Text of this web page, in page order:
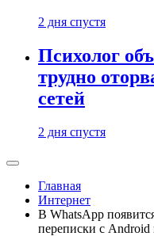
2 дня спустя
Психолог
трудно
сетей
2 дня спустя
Главная
Интернет
В WhatsApp
переписки с Android